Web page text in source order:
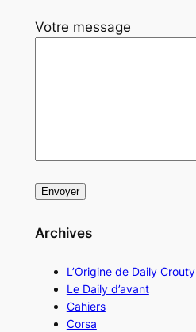
Votre message
Archives
L’Origine de Daily Crouty
Le Daily d’avant
Cahiers
Corsa